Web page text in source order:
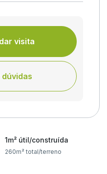
visita
1m² útil/construída
260m² total/terreno